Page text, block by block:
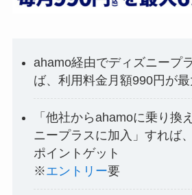
ahamo経由でディズニープ
ば、利用料金月額990円が最
「他社からahamoに乗り換
ニープラスに加入」すれば
ポイントゲット
※エントリー要